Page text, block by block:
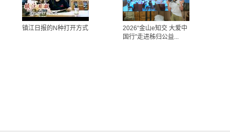
镇江日报的N种打开方式
2026“金山e知交 大爱中
国行”走进秭归公益...